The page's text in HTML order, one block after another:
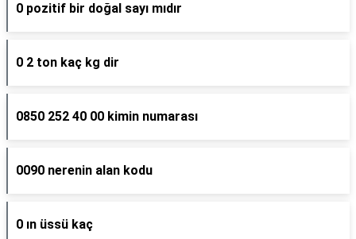
0 pozitif bir doğal sayı mıdır
0 2 ton kaç kg dir
0850 252 40 00 kimin numarası
0090 nerenin alan kodu
0 ın üssü kaç